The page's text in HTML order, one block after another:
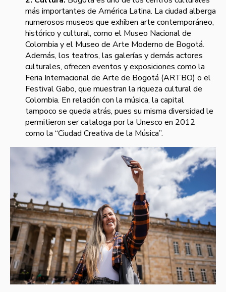
más importantes de América Latina. La ciudad alberga
numerosos museos que exhiben arte contemporáneo,
histórico y cultural, como el Museo Nacional de
Colombia y el Museo de Arte Moderno de Bogotá.
Además, los teatros, las galerías y demás actores
culturales, ofrecen eventos y exposiciones como la
Feria Internacional de Arte de Bogotá (ARTBO) o el
Festival Gabo, que muestran la riqueza cultural de
Colombia. En relación con la música, la capital
tampoco se queda atrás, pues su misma diversidad le
permitieron ser cataloga por la Unesco en 2012
como la “Ciudad Creativa de la Música”.